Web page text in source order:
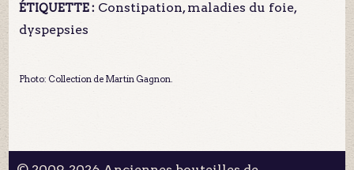
ÉTIQUETTE : Constipation, maladies du foie,
dyspepsies
Photo: Collection de Martin Gagnon.